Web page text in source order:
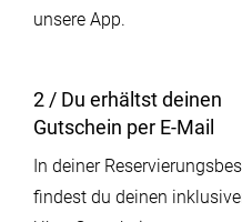
unsere App.
2 / Du erhältst deinen
Gutschein per E-Mail
In deiner
findest du deinen